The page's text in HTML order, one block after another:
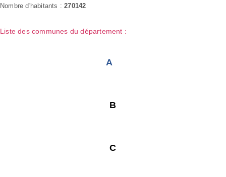
Nombre d'habitants :270142
Liste des communes du département :
A
B
C